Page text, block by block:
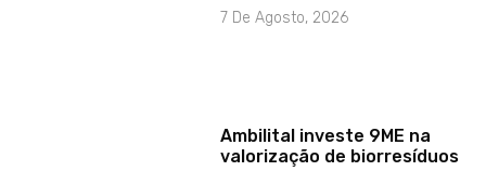
7 De Agosto, 2026
Ambilital investe 9ME na
valorização de biorresíduos